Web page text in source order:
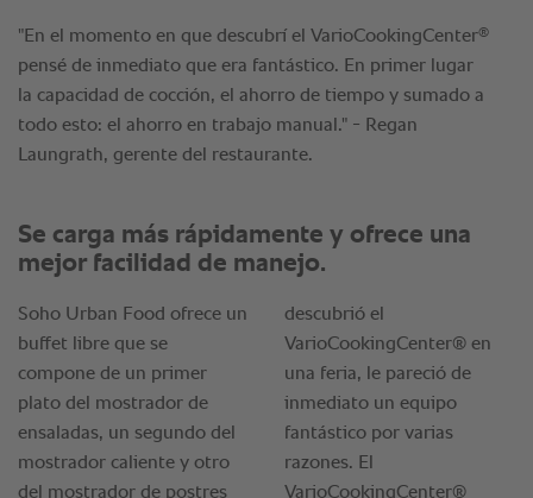
"En el momento en que descubrí el VarioCookingCenter®
pensé de inmediato que era fantástico. En primer lugar
la capacidad de cocción, el ahorro de tiempo y sumado a
todo esto: el ahorro en trabajo manual." - Regan
Laungrath, gerente del restaurante.